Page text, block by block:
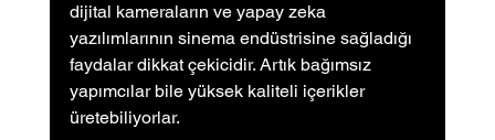
dijital kameraların ve yapay zeka
yazılımlarının sinema endüstrisine sağladığı
faydalar dikkat çekicidir. Artık bağımsız
yapımcılar bile yüksek kaliteli içerikler
üretebiliyorlar.